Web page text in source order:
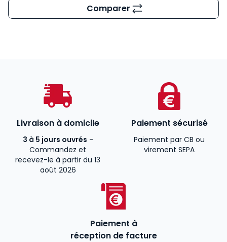
Comparer
Livraison à domicile
3 à 5 jours ouvrés -
Commandez et
recevez-le à partir du 13
août 2026
Paiement sécurisé
Paiement par CB ou
virement SEPA
Paiement à
réception de facture